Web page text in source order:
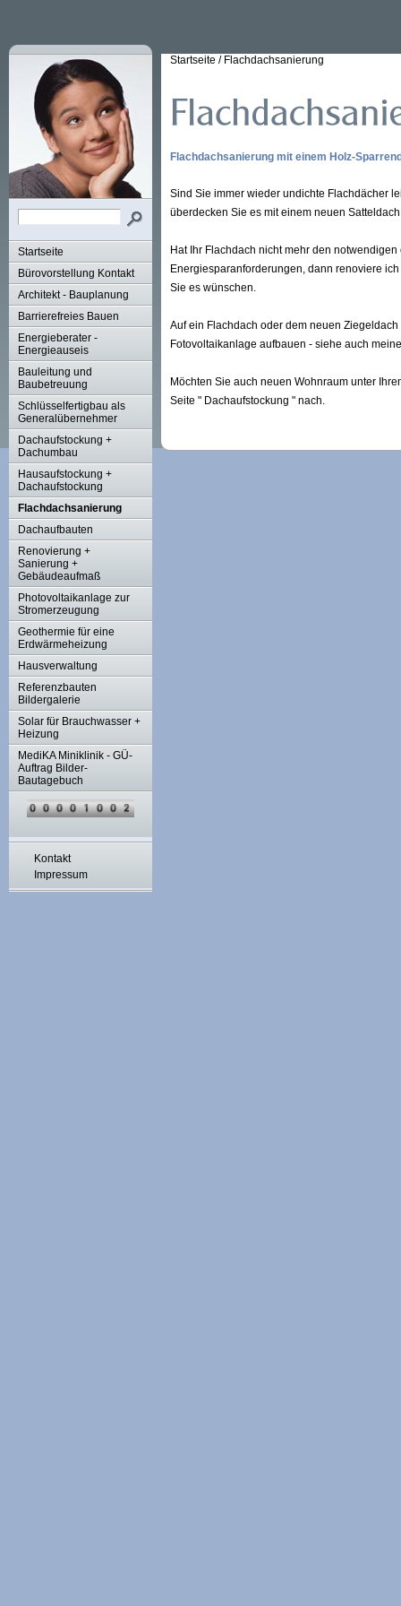
Startseite
Bürovorstellung Kontakt
Architekt - Bauplanung
Barrierefreies Bauen
Energieberater -
Energieauseis
Bauleitung und
Baubetreuung
Schlüsselfertigbau als
Generalübernehmer
Dachaufstockung +
Dachumbau
Hausaufstockung +
Dachaufstockung
Flachdachsanierung
Dachaufbauten
Renovierung +
Sanierung +
Gebäudeaufmaß
Photovoltaikanlage zur
Stromerzeugung
Geothermie für eine
Erdwärmeheizung
Hausverwaltung
Referenzbauten
Bildergalerie
Solar für Brauchwasser +
Heizung
MediKA Miniklinik - GÜ-
Auftrag Bilder-
Bautagebuch
Kontakt
Impressum
Startseite / Flachdachsanierung
Flachdachsanierung mit einem Holz-
Sind Sie immer wieder undichte Flachdächer
überdecken Sie es mit einem neuen
Hat Ihr Flachdach nicht mehr den
Energiesparanforderungen, dann renoviere
Sie es wünschen.
Auf ein Flachdach oder dem neuen
Fotovoltaikanlage aufbauen - siehe auch
Möchten Sie auch neuen Wohnraum unter
Seite " Dachaufstockung " nach.